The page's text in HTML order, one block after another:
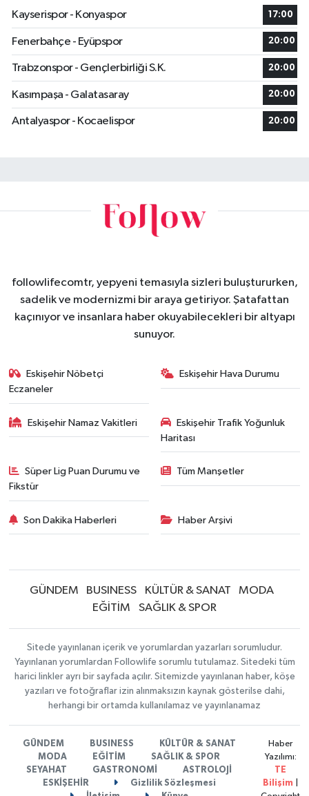
Kayserispor - Konyaspor
17:00
Fenerbahçe - Eyüpspor 20:00
Trabzonspor - Gençlerbirliği S.K. 20:00
Kasımpaşa - Galatasaray 20:00
Antalyaspor - Kocaelispor 20:00
followlifecomtr, yepyeni temasıyla sizleri buluştururken,
sadelik ve modernizmi bir araya getiriyor. Şatafattan
kaçınıyor ve insanlara haber okuyabilecekleri bir altyapı
sunuyor.
Eskişehir Nöbetçi
Eczaneler
Eskişehir Hava Durumu
Eskişehir Namaz Vakitleri
Eskişehir Trafik Yoğunluk
Haritası
Süper Lig Puan Durumu ve
Fikstür
Tüm Manşetler
Son Dakika Haberleri Haber Arşivi
GÜNDEM BUSINESS KÜLTÜR & SANAT
MODA
EĞİTİM
SAĞLIK & SPOR
Sitede yayınlanan içerik ve yorumlardan yazarları sorumludur.
Yayınlanan yorumlardan Followlife sorumlu tutulamaz. Sitedeki tüm
harici linkler ayrı bir sayfada açılır. Sitemizde yayınlanan haber, köşe
yazıları ve fotoğraflar izin alınmaksızın kaynak gösterilse dahi,
herhangi bir ortamda kullanılamaz ve yayınlanamaz
GÜNDEM BUSINESS
KÜLTÜR & SANAT
MODA
EĞİTİM
SAĞLIK & SPOR
SEYAHAT
GASTRONOMİ
ASTROLOJİ
ESKİŞEHİR
Gizlilik Sözleşmesi
Haber
Yazılımı:
TE
Bilişim